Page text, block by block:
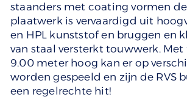
staanders met coating vormen
plaatwerk is vervaardigd uit
en HPL kunststof en bruggen en
van staal versterkt touwwerk.
9.00 meter hoog kan er op
worden gespeeld en zijn de RVS
een regelrechte hit!